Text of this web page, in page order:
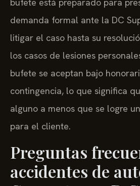
bufete está preparado para
demanda formal ante la DC
litigar el caso hasta su
los casos de lesiones
bufete se aceptan bajo
contingencia, lo que significa
alguno a menos que se logre
para el cliente.
Preguntas
accidentes de